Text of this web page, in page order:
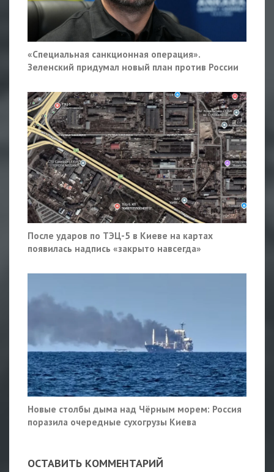
«Специальная санкционная операция».
Зеленский придумал новый план против России
После ударов по ТЭЦ-5 в Киеве на картах
появилась надпись «закрыто навсегда»
Новые столбы дыма над Чёрным морем: Россия
поразила очередные сухогрузы Киева
ОСТАВИТЬ КОММЕНТАРИЙ